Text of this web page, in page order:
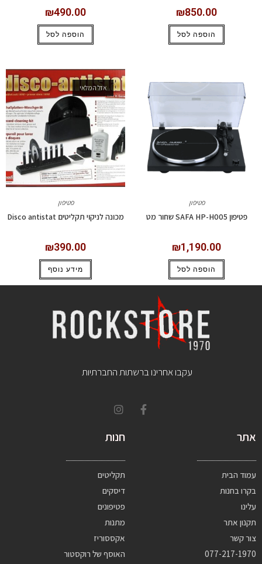
₪850.00
הוספה לסל
₪490.00
הוספה לסל
פטיפון
פטיפון SAFA HP-H005 שחור מט
₪1,190.00
הוספה לסל
אזל המלאי
פטיפון
מכונה לניקוי תקליטים Disco antistat
₪390.00
מידע נוסף
עקבו אחרינו ברשתות החברתיות
אתר
עמוד הבית
בקרו בחנות
עלינו
תקנון אתר
צור קשר
077-217-1970
חנות
תקליטים
דיסקים
פטיפונים
מתנות
אקססוריז
האוסף של רוקסטור